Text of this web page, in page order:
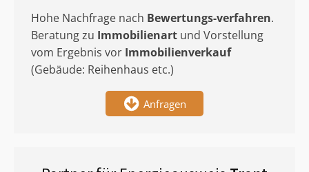
Hohe Nachfrage nach Bewertungs-verfahren.
Beratung zu Immobilienart und Vorstellung
vom Ergebnis vor Immobilienverkauf
(Gebäude: Reihenhaus etc.)
Anfragen